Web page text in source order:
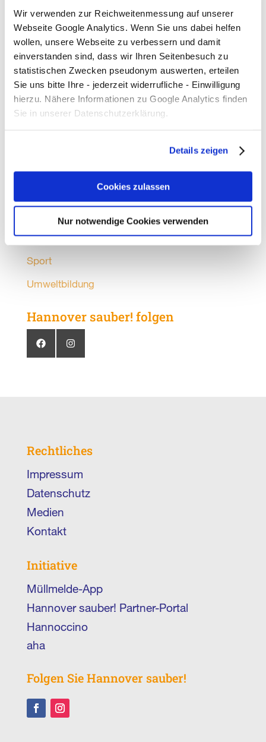
Wir verwenden zur Reichweitenmessung auf unserer
Webseite Google Analytics. Wenn Sie uns dabei helfen
wollen, unsere Webseite zu verbessern und damit
einverstanden sind, dass wir Ihren Seitenbesuch zu
statistischen Zwecken pseudonym auswerten, erteilen
Sie uns bitte Ihre - jederzeit widerrufliche - Einwilligung
hierzu. Nähere Informationen zu Google Analytics finden
Sie in unserer Datenschutzerklärung.
Details zeigen
Cookies zulassen
Nur notwendige Cookies verwenden
Kategorien
Allgemein
Bauen und Wohnen
Energie
Events
Mobilität
Partner
Putzmunter
Sport
Umweltbildung
Hannover sauber! folgen
Rechtliches
Impressum
Datenschutz
Medien
Kontakt
Initiative
Müllmelde-App
Hannover sauber! Partner-Portal
Hannoccino
aha
Folgen Sie Hannover sauber!